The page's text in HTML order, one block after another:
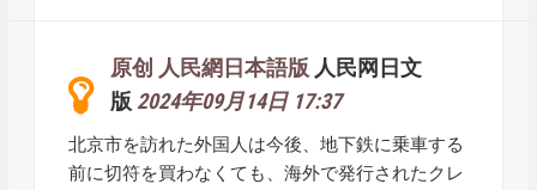
原创 人民網日本語版 人民网日文
版 2024年09月14日 17:37
北京市を訪れた外国人は今後、地下鉄に乗車する
前に切符を買わなくても、海外で発行されたクレ